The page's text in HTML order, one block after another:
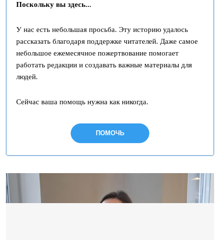
Поскольку вы здесь...
У нас есть небольшая просьба. Эту историю удалось
рассказать благодаря поддержке читателей. Даже самое
небольшое ежемесячное пожертвование помогает
работать редакции и создавать важные материалы для
людей.
Сейчас ваша помощь нужна как никогда.
ПОМОЧЬ